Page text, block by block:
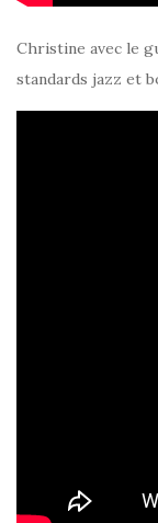
Christine avec le
standards jazz et